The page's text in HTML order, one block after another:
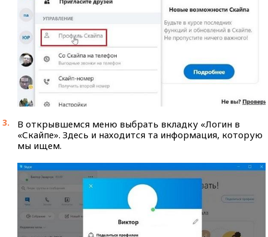
В открывшемся меню выбрать вкладку «Логин в
«Скайпе». Здесь и находится та информация, которую
мы ищем.